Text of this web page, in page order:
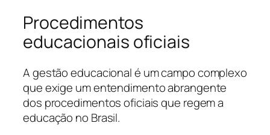
Procedimentos
educacionais oficiais
A gestão educacional é um campo complexo
que exige um entendimento abrangente
dos procedimentos oficiais que regem a
educação no Brasil.